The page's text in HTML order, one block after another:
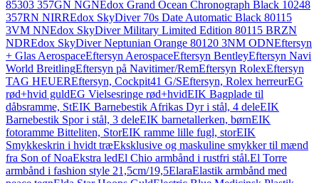
85303 357GN NGNEdox Grand Ocean Chronograph Black 10248
357RN NIRREdox SkyDiver 70s Date Automatic Black 80115
3VM NNEdox SkyDiver Military Limited Edition 80115 BRZN
NDREdox SkyDiver Neptunian Orange 80120 3NM ODNEftersyn
+ Glas AerospaceEftersyn AerospaceEftersyn BentleyEftersyn Navi
World BreitlingEftersyn på Navitimer/RemEftersyn RolexEftersyn
TAG HEUEREftersyn, Cockpit41 G/SEftersyn, Rolex herreurEG
rød+hvid guldEG Vielsesringe rød+hvidEIK Bagplade til
dåbsramme, StEIK Barnebestik Afrikas Dyr i stål, 4 deleEIK
Barnebestik Spor i stål, 3 deleEIK barnetallerken, børnEIK
fotoramme Bitteliten, StorEIK ramme lille fugl, storEIK
Smykkeskrin i hvidt træEksklusive og maskuline smykker til mænd
fra Son of NoaEkstra ledEl Chio armbånd i rustfri stål.El Torre
armbånd i fashion style 21,5cm/19,5ElaraElastik armbånd med